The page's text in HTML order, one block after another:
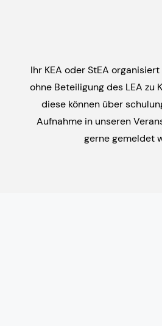
Ihr KEA oder StEA
ohne Beteiligung des LEA zu
diese können über
Aufnahme in unseren
gerne gemeldet